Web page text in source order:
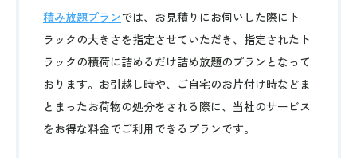
積み放題プランでは、お見積りにお伺いした際にト
ラックの大きさを指定させていただき、指定されたト
ラックの積荷に詰めるだけ詰め放題のプランとなって
おります。お引越し時や、ご自宅のお片付け時などま
とまったお荷物の処分をされる際に、当社のサービス
をお得な料金でご利用できるプランです。